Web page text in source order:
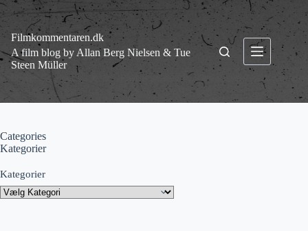
Fortsæt
indhold
Filmkommentaren.dk
A film blog by Allan Berg Nielsen & Tue
Steen Müller
Categories
Kategorier
Kategorier